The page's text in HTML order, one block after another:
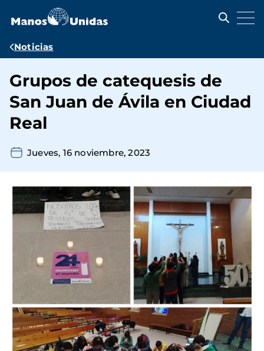
contenido
Ruta
navegación
Noticias
Grupos de catequesis de
San Juan de Ávila en Ciudad
Real
Jueves, 16 noviembre, 2023